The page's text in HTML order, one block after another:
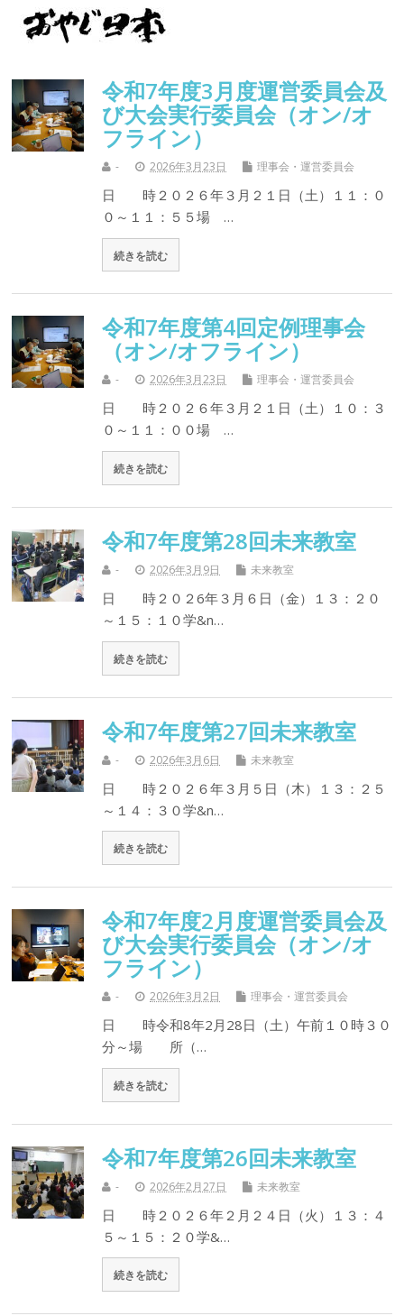
令和7年度3月度運営委員会及
び大会実行委員会（オン/オ
フライン）
- 2026年3月23日 理事会・運営委員会
日 時２０２６年３月２１日（土）１１：０
０～１１：５５場 …
続きを読む
令和7年度第4回定例理事会
（オン/オフライン）
- 2026年3月23日 理事会・運営委員会
日 時２０２６年３月２１日（土）１０：３
０～１１：００場 …
続きを読む
令和7年度第28回未来教室
- 2026年3月9日 未来教室
日 時２０２6年３月６日（金）１３：２０
～１５：１０学&n…
続きを読む
令和7年度第27回未来教室
- 2026年3月6日 未来教室
日 時２０２６年３月５日（木）１３：２５
～１４：３０学&n…
続きを読む
令和7年度2月度運営委員会及
び大会実行委員会（オン/オ
フライン）
- 2026年3月2日 理事会・運営委員会
日 時令和8年2月28日（土）午前１０時３０
分～場 所（…
続きを読む
令和7年度第26回未来教室
- 2026年2月27日 未来教室
日 時２０２６年２月２４日（火）１３：４
５～１５：２０学&…
続きを読む